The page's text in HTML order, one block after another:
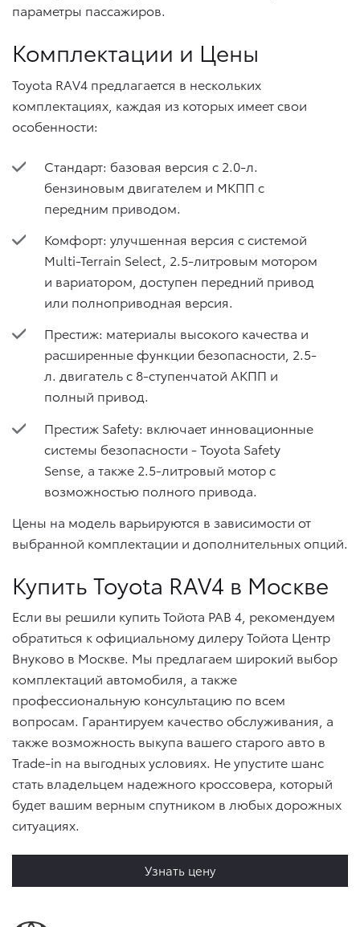
параметры пассажиров.
Комплектации и Цены
Toyota RAV4 предлагается в нескольких
комплектациях, каждая из которых имеет свои
особенности:
Стандарт: базовая версия с 2.0-л.
бензиновым двигателем и МКПП с
передним приводом.
Комфорт: улучшенная версия с системой
Multi-Terrain Select, 2.5-литровым мотором
и вариатором, доступен передний привод
или полноприводная версия.
Престиж: материалы высокого качества и
расширенные функции безопасности, 2.5-
л. двигатель с 8-ступенчатой АКПП и
полный привод.
Престиж Safety: включает инновационные
системы безопасности - Toyota Safety
Sense, а также 2.5-литровый мотор c
возможностью полного привода.
Цены на модель варьируются в зависимости от
выбранной комплектации и дополнительных опций.
Купить Toyota RAV4 в Москве
Если вы решили купить Тойота РАВ 4, рекомендуем
обратиться к официальному дилеру Тойота Центр
Внуково в Москве. Мы предлагаем широкий выбор
комплектаций автомобиля, а также
профессиональную консультацию по всем
вопросам. Гарантируем качество обслуживания, а
также возможность выкупа вашего старого авто в
Trade-in на выгодных условиях. Не упустите шанс
стать владельцем надежного кроссовера, который
будет вашим верным спутником в любых дорожных
ситуациях.
Узнать цену